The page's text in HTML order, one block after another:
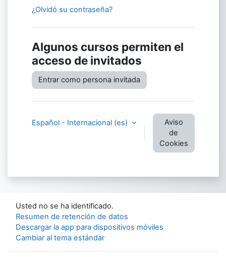
¿Olvidó su contraseña?
Algunos cursos permiten el
acceso de invitados
Entrar como persona invitada
Español - Internacional ‎(es)‎
Aviso
de
Cookies
Usted no se ha identificado.
Resumen de retención de datos
Descargar la app para dispositivos móviles
Cambiar al tema estándar